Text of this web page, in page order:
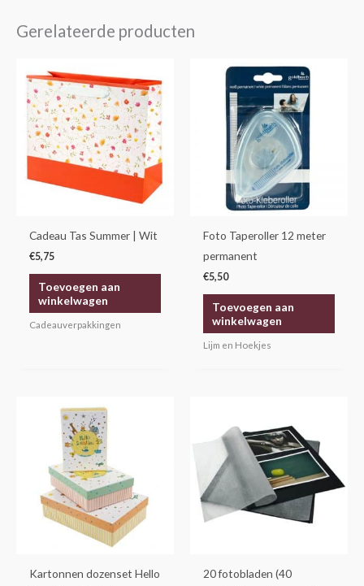
Gerelateerde producten
Cadeau Tas Summer | Wit
€5,75
Toevoegen aan
winkelwagen
Cadeauverpakkingen
Foto Taperoller 12 meter
permanent
€5,50
Toevoegen aan
winkelwagen
Lijm en Hoekjes
Kartonnen dozenset Hello
20 fotobladen (40
heeft
meerdere
variaties.